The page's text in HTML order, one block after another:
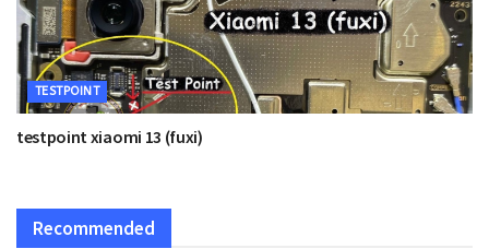
TESTPOINT
testpoint xiaomi 13 (fuxi)
Recommended